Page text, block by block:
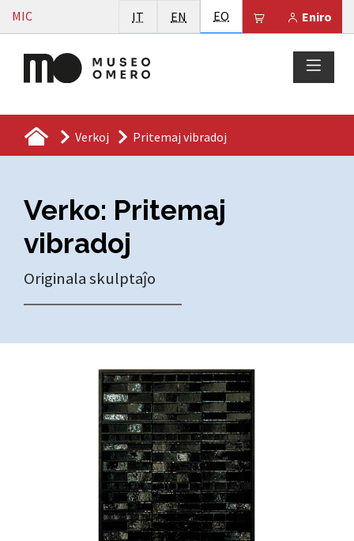
Vai al contenuto
MIC Eniro
Il tuo carrello
IT Italiano
EN English
EO Esperanto
Verkoj Pritemaj vibradoj
Verko: Pritemaj
vibradoj
Originala skulptaĵo